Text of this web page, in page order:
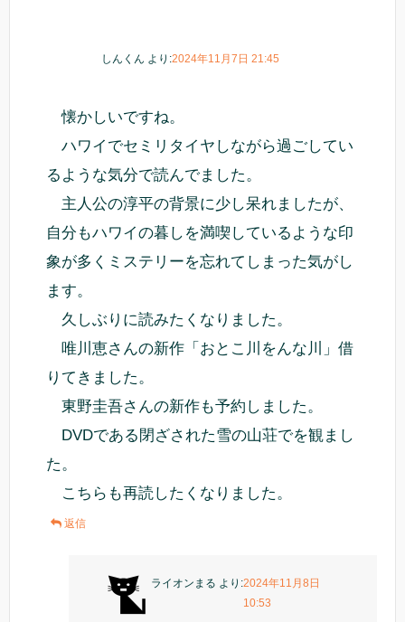
しんくん より:2024年11月7日 21:45
懐かしいですね。
ハワイでセミリタイヤしながら過ごしてい
るような気分で読んでました。
主人公の淳平の背景に少し呆れましたが、
自分もハワイの暮しを満喫しているような印
象が多くミステリーを忘れてしまった気がし
ます。
久しぶりに読みたくなりました。
唯川恵さんの新作「おとこ川をんな川」借
りてきました。
東野圭吾さんの新作も予約しました。
DVDである閉ざされた雪の山荘でを観まし
た。
こちらも再読したくなりました。
返信
ライオンまる より:2024年11月8日
10:53